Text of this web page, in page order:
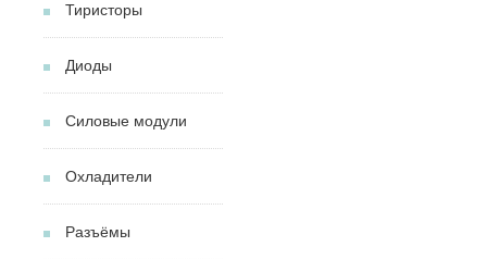
Тиристоры
Диоды
Силовые модули
Охладители
Разъёмы